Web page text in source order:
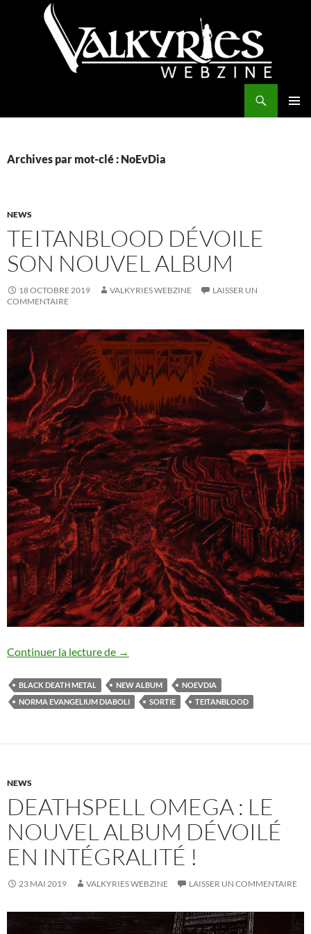
Archives par mot-clé : NoEvDia
NEWS
TEITANBLOOD DÉVOILE
SON NOUVEL ALBUM
18 OCTOBRE 2019 VALKYRIES WEBZINE
LAISSER UN
COMMENTAIRE
Continuer la lecture de Teitanblood dévoile son nouvel album
→
BLACK DEATH METAL NEW ALBUM
NOEVDIA
NORMA EVANGELIUM DIABOLI
SORTIE TEITANBLOOD
NEWS
DEATHSPELL OMEGA : LE
NOUVEL ALBUM DÉVOILÉ
EN INTÉGRALITÉ !
23 MAI 2019 VALKYRIES WEBZINE LAISSER UN COMMENTAIRE